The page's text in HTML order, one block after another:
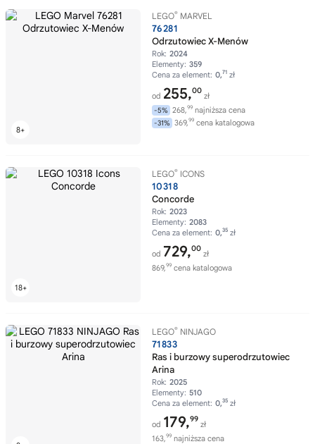
LEGO® MARVEL
76281
Odrzutowiec X-Menów
Rok: 2024
Elementy: 359
Cena za element: 0,71 zł
od 255,00
zł
-5% 268,99 najniższa cena
-31% 369,99 cena katalogowa
LEGO® ICONS
10318
Concorde
Rok: 2023
Elementy: 2083
Cena za element: 0,35 zł
od 729,00
zł
869,99 cena katalogowa
LEGO® NINJAGO
71833
Ras i burzowy superodrzutowiec
Arina
Rok: 2025
Elementy: 510
Cena za element: 0,35 zł
od 179,99
zł
163,99 najniższa cena